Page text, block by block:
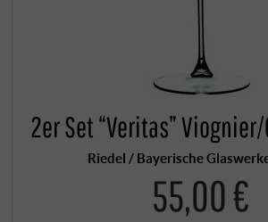
2er Set “Veritas”
Riedel / Bayerische
55,00 €